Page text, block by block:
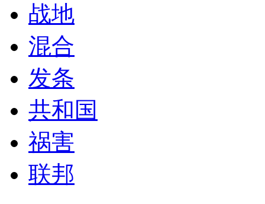
战地
混合
发条
共和国
祸害
联邦